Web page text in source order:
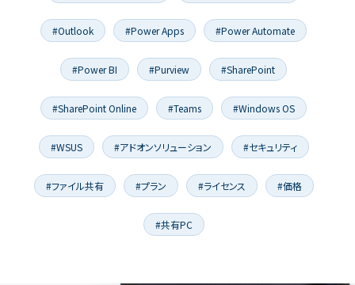
#Outlook #Power Apps #Power Automate
#Power BI #Purview #SharePoint
#SharePoint Online #Teams #Windows OS
#WSUS #アドオンソリューション #セキュリティ
#ファイル共有 #プラン #ライセンス #価格
#共有PC